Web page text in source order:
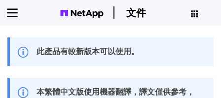
文件
此產品有較新版本可以使用。
本繁體中文版使用機器翻譯，譯文僅供參考，